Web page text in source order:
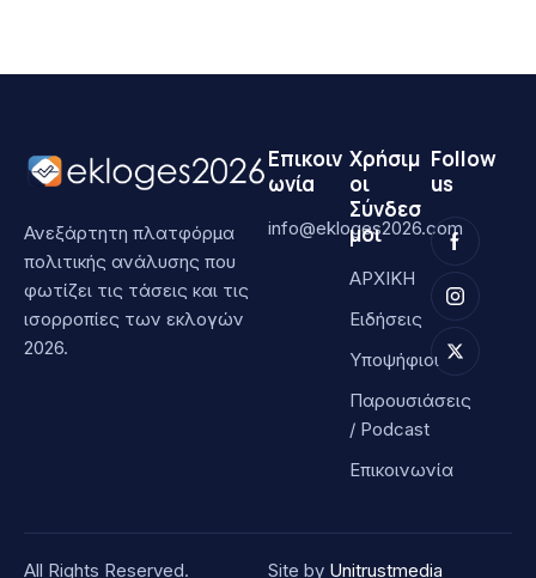
Ανεξάρτητη πλατφόρμα
πολιτικής ανάλυσης που
φωτίζει τις τάσεις και τις
ισορροπίες των εκλογών
2026.
Επικοιν
ωνία
info@ekloges2026.com
Χρήσιμ
οι
Σύνδεσ
μοι
ΑΡΧΙΚΗ
Ειδήσεις
Υποψήφιοι
Παρουσιάσεις
/ Podcast
Επικοινωνία
Follow
us
All Rights Reserved. Site by Unitrustmedia